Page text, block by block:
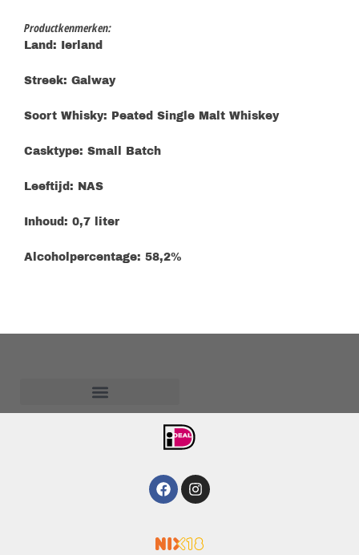
Productkenmerken:
Land: Ierland
Streek: Galway
Soort Whisky: Peated Single Malt Whiskey
Casktype: Small Batch
Leeftijd: NAS
Inhoud: 0,7 liter
Alcoholpercentage: 58,2%
Facebook
Instagram